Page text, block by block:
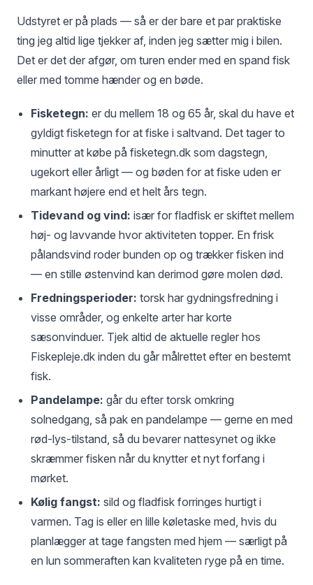
Udstyret er på plads — så er der bare et par praktiske
ting jeg altid lige tjekker af, inden jeg sætter mig i bilen.
Det er det der afgør, om turen ender med en spand fisk
eller med tomme hænder og en bøde.
Fisketegn: er du mellem 18 og 65 år, skal du have et
gyldigt fisketegn for at fiske i saltvand. Det tager to
minutter at købe på fisketegn.dk som dagstegn,
ugekort eller årligt — og bøden for at fiske uden er
markant højere end et helt års tegn.
Tidevand og vind: især for fladfisk er skiftet mellem
høj- og lavvande hvor aktiviteten topper. En frisk
pålandsvind roder bunden op og trækker fisken ind
— en stille østenvind kan derimod gøre molen død.
Fredningsperioder: torsk har gydningsfredning i
visse områder, og enkelte arter har korte
sæsonvinduer. Tjek altid de aktuelle regler hos
Fiskepleje.dk inden du går målrettet efter en bestemt
fisk.
Pandelampe: går du efter torsk omkring
solnedgang, så pak en pandelampe — gerne en med
rød-lys-tilstand, så du bevarer nattesynet og ikke
skræmmer fisken når du knytter et nyt forfang i
mørket.
Kølig fangst: sild og fladfisk forringes hurtigt i
varmen. Tag is eller en lille køletaske med, hvis du
planlægger at tage fangsten med hjem — særligt på
en lun sommeraften kan kvaliteten ryge på en time.